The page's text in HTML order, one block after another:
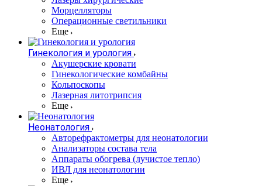
Морцелляторы
Операционные светильники
Еще
Гинекология и урология
Акушерские кровати
Гинекологические комбайны
Кольпоскопы
Лазерная литотрипсия
Еще
Неонатология
Авторефрактометры для неонатологии
Анализаторы состава тела
Аппараты обогрева (лучистое тепло)
ИВЛ для неонатологии
Еще